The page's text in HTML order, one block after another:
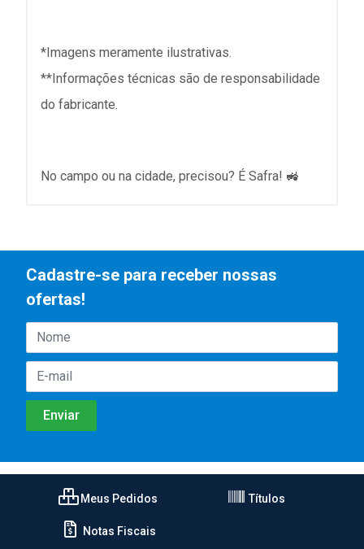
*Imagens meramente ilustrativas.
**Informações técnicas são de responsabilidade
do fabricante.
No campo ou na cidade, precisou? É Safra! 🚜
Cadastre-se para receber nossas
ofertas!
Meus Pedidos Títulos
Notas Fiscais